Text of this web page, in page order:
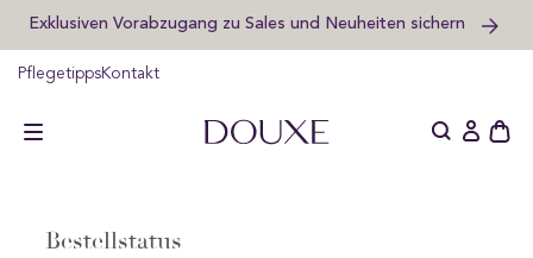
Exklusiven Vorabzugang zu Sales und Neuheiten sichern
PflegetippsKontakt
Bestellstatus